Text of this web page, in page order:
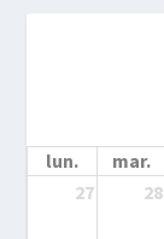
lun. mar.
27
28